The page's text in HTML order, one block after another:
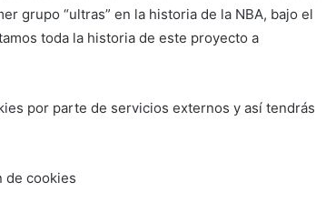
grupo “ultras” en la historia de la NBA, bajo el
toda la historia de este proyecto a
por parte de servicios externos y así tendrás
de cookies